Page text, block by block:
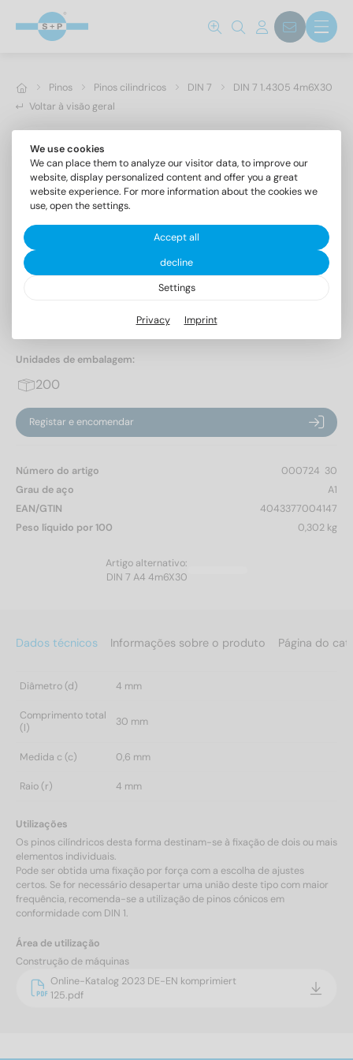
Pinos Pinos cilindricos DIN 7
DIN 7 1.4305 4m6X30
Voltar à visão geral
Pinos cilíndrico forma A, tolerância m6
Unidades de embalagem:
200
Registar e encomendar
Número do artigo
000724  30
Grau de aço
A1
EAN/GTIN
4043377004147
Peso líquido por 100
0,302 kg
Artigo alternativo:
DIN 7 A4 4m6X30
Dados técnicos Informações sobre o produto Página do
Diâmetro (d) 4 mm
Comprimento total
(l)
30 mm
Medida c (c) 0,6 mm
Raio (r) 4 mm
Utilizações
Os pinos cilíndricos desta forma destinam-se à fixação de dois ou mais
elementos individuais.
Pode ser obtida uma fixação por força com a escolha de ajustes
certos. Se for necessário desapertar uma união deste tipo com maior
frequência, recomenda-se a utilização de pinos cónicos em
conformidade com DIN 1.
Área de utilização
Construção de máquinas
Online-Katalog 2023 DE-EN komprimiert
125.pdf
We use cookies
We can place them to analyze our visitor data, to improve our
website, display personalized content and offer you a great
website experience. For more information about the cookies we
use, open the settings.
Accept all
decline
Settings
Privacy Imprint